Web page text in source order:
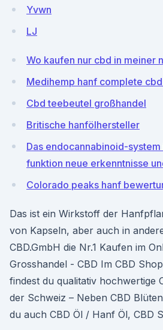
Yvwn
LJ
Wo kaufen nur cbd in meiner
Medihemp hanf complete
Cbd teebeutel großhandel
Britische hanfölhersteller
Das endocannabinoid-
funktion neue erkenntnisse
Colorado peaks hanf
Das ist ein Wirkstoff der
von Kapseln, aber auch in
CBD.GmbH die Nr.1 Kaufen im
Grosshandel - CBD Im CBD
findest du qualitativ hochwertige
der Schweiz – Neben CBD
du auch CBD Öl / Hanf Öl, CBD